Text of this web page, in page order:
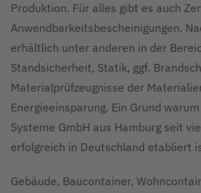
Produktion. Für alles gibt es auch
Anwendbarkeitsbescheinigungen.
erhältlich unter anderen in der
Standsicherheit, Statik, ggf.
Materialprüfzeugnisse der
Energieeinsparung. Ein Grund
Systeme GmbH aus Hamburg seit
erfolgreich in Deutschland etabliert
Gebäude, Baucontainer,